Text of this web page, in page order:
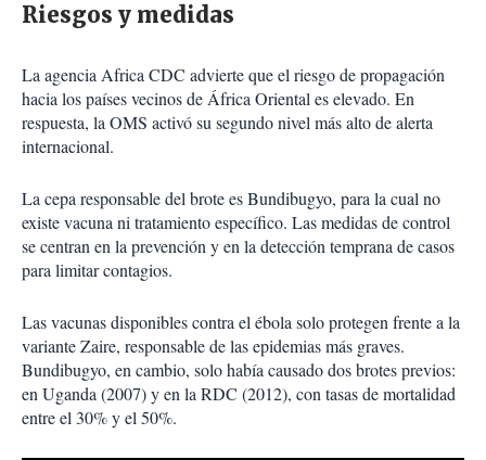
Riesgos y medidas
La agencia Africa CDC advierte que el riesgo de propagación
hacia los países vecinos de África Oriental es elevado. En
respuesta, la OMS activó su segundo nivel más alto de alerta
internacional.
La cepa responsable del brote es Bundibugyo, para la cual no
existe vacuna ni tratamiento específico. Las medidas de control
se centran en la prevención y en la detección temprana de casos
para limitar contagios.
Las vacunas disponibles contra el ébola solo protegen frente a la
variante Zaire, responsable de las epidemias más graves.
Bundibugyo, en cambio, solo había causado dos brotes previos:
en Uganda (2007) y en la RDC (2012), con tasas de mortalidad
entre el 30% y el 50%.